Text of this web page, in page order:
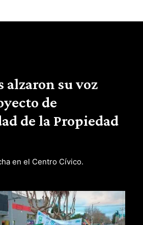
alzaron su voz
de
de la Propiedad
en el Centro Cívico.